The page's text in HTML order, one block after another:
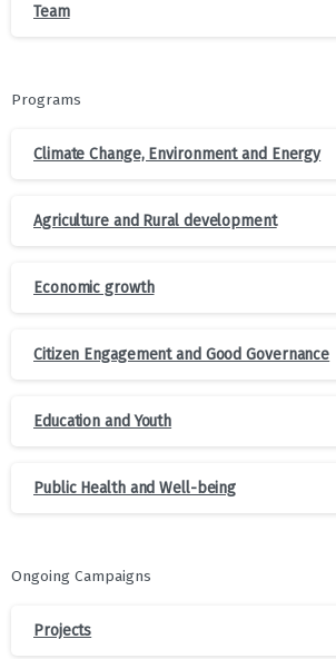
Team
Programs
Climate Change, Environment and Energy
Agriculture and Rural development
Economic growth
Citizen Engagement and Good Governance
Education and Youth
Public Health and Well-being
Ongoing Campaigns
Projects